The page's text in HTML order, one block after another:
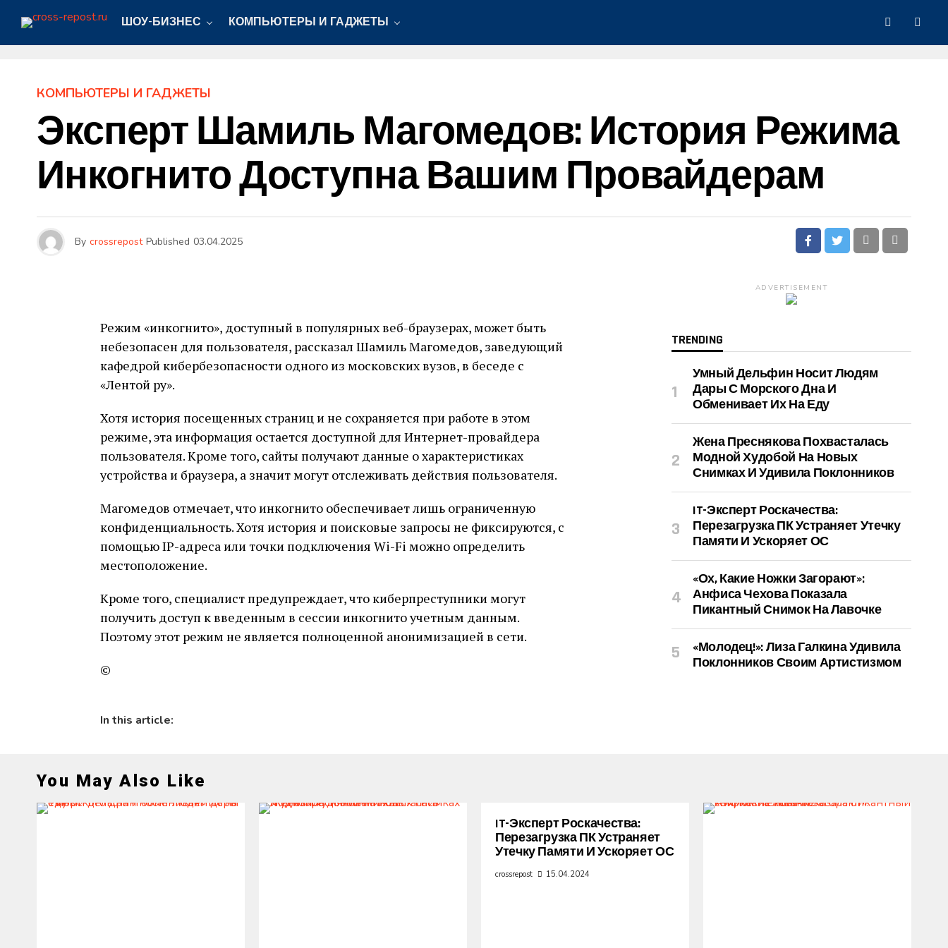
ШОУ-БИЗНЕС КОМПЬЮТЕРЫ И ГАДЖЕТЫ
КОМПЬЮТЕРЫ И ГАДЖЕТЫ
Эксперт Шамиль Магомедов: История Режима
Инкогнито Доступна Вашим Провайдерам
By crossrepost Published 03.04.2025
Режим «инкогнито», доступный в популярных веб-браузерах, может быть
небезопасен для пользователя, рассказал Шамиль Магомедов, заведующий
кафедрой кибербезопасности одного из московских вузов, в беседе с
«Лентой ру».
Хотя история посещенных страниц и не сохраняется при работе в этом
режиме, эта информация остается доступной для Интернет-провайдера
пользователя. Кроме того, сайты получают данные о характеристиках
устройства и браузера, а значит могут отслеживать действия пользователя.
Магомедов отмечает, что инкогнито обеспечивает лишь ограниченную
конфиденциальность. Хотя история и поисковые запросы не фиксируются, с
помощью IP-адреса или точки подключения Wi-Fi можно определить
местоположение.
Кроме того, специалист предупреждает, что киберпреступники могут
получить доступ к введенным в сессии инкогнито учетным данным.
Поэтому этот режим не является полноценной анонимизацией в сети.
©
In this article:
ADVERTISEMENT
TRENDING
Умный Дельфин Носит Людям
Дары С Морского Дна И
Обменивает Их На Еду
Жена Преснякова Похвасталась
Модной Худобой На Новых
Снимках И Удивила Поклонников
IT-Эксперт Роскачества:
Перезагрузка ПК Устраняет Утечку
Памяти И Ускоряет ОС
«Ох, Какие Ножки Загорают»:
Анфиса Чехова Показала
Пикантный Снимок На Лавочке
«Молодец!»: Лиза Галкина Удивила
Поклонников Своим Артистизмом
You May Also Like
IT-Эксперт Роскачества:
Перезагрузка ПК Устраняет
Утечку Памяти И Ускоряет ОС
crossrepost 15.04.2024